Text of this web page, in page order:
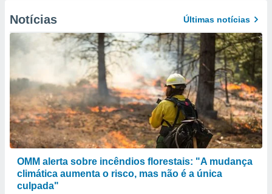
Notícias Últimas notícias
OMM alerta sobre incêndios florestais: "A mudança
climática aumenta o risco, mas não é a única
culpada"